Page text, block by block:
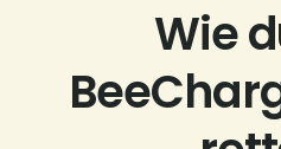
Wie